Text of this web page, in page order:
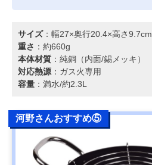
サイズ：幅27×奥行20.4×高さ9.7cm
重さ ：約660g
本体材質 ：純銅（内面/錫メッキ）
対応熱源 ：ガス火専用
容量 ：満水/約2.3L
河野さんおすすめ⑤